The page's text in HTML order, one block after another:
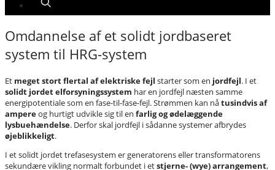
Omdannelse af et solidt jordbaseret
system til HRG-system
Et meget stort flertal af elektriske fejl starter som en jordfejl. I et
solidt jordet elforsyningssystem har en jordfejl næsten samme
energipotentiale som en fase-til-fase-fejl. Strømmen kan nåtusindvis af
ampereog hurtigt udvikle sig til en farlig og ødelæggende
lysbuehændelse. Derfor skal jordfejl i sådanne systemer afbrydes
øjeblikkeligt.
I et solidt jordet trefasesystem er generatorens eller transformatorens
sekundære vikling normalt forbundet i etstjerne- (wye) arrangement,